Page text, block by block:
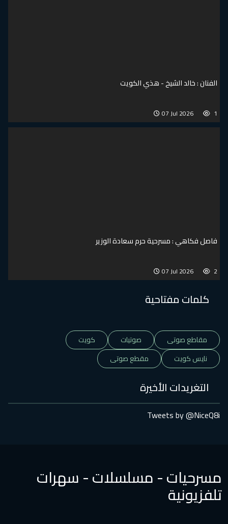
الفنان : خالد الشيخ - هذي الكويت
07 Jul 2026
فاصل فكاهي : مسرحية حرم سعادة الوزير
07 Jul 2026
كلمات مفتاحية
مقاطع صوتى صوتيات
كويت
نايس كويت
مقطع صوتى
التغريدات الأخيرة
Tweets by @NiceQ8i
مسرحيات - مسلسلات - سهرات
تلفزيونية